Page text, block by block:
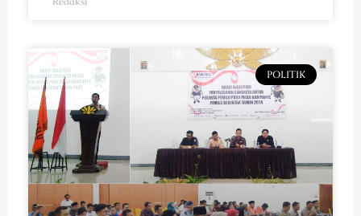
POLITIK